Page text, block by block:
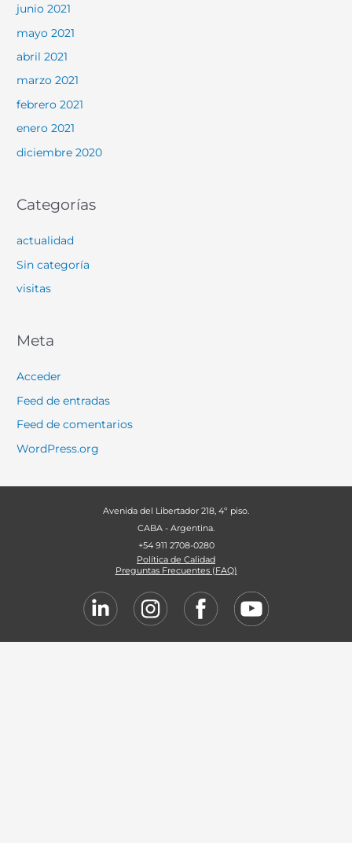
junio 2021
mayo 2021
abril 2021
marzo 2021
febrero 2021
enero 2021
diciembre 2020
Categorías
actualidad
Sin categoría
visitas
Meta
Acceder
Feed de entradas
Feed de comentarios
WordPress.org
Avenida del Libertador 218, 4º piso.
CABA - Argentina.
+54 911 2708-0280
Política de Calidad
Preguntas Frecuentes (FAQ)